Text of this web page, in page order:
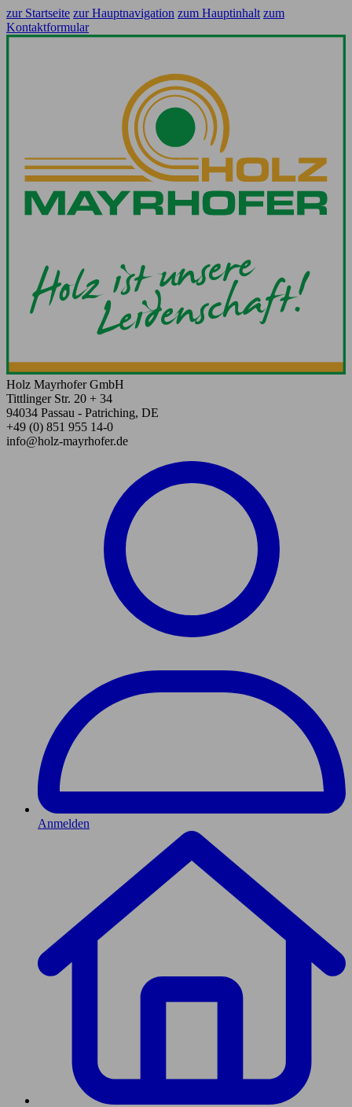
zur Startseite zur Hauptnavigation zum Hauptinhalt zum
Kontaktformular
Holz Mayrhofer GmbH
Tittlinger Str. 20 + 34
94034 Passau - Patriching, DE
+49 (0) 851 955 14-0
info@holz-mayrhofer.de
Anmelden